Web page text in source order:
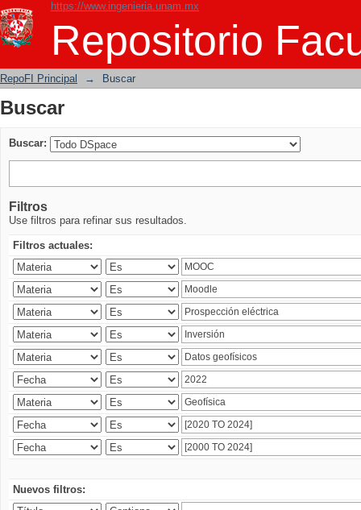
https://www.ingenieria.unam.mx
Repositorio
Buscar
RepoFI Principal → Buscar
Buscar
Buscar:
Filtros
Use filtros para refinar sus resultados.
Filtros actuales:
Nuevos filtros: